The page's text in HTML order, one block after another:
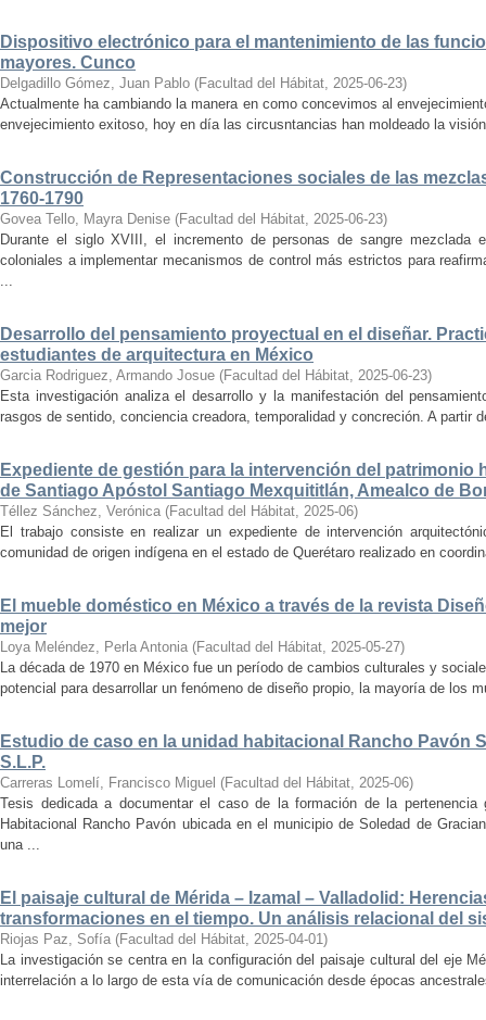
Dispositivo electrónico para el mantenimiento de las
mayores. Cunco
Delgadillo Gómez, Juan Pablo (Facultad del Hábitat, 2025-06-23)
Actualmente ha cambiando la manera en como concevimos al
envejecimiento exitoso, hoy en día las circusntancias han moldeado la
Construcción de Representaciones sociales de las
1760-1790
Govea Tello, Mayra Denise (Facultad del Hábitat, 2025-06-23)
Durante el siglo XVIII, el incremento de personas de sangre
coloniales a implementar mecanismos de control más estrictos para
...
Desarrollo del pensamiento proyectual en el diseñar.
estudiantes de arquitectura en México
Garcia Rodriguez, Armando Josue (Facultad del Hábitat, 2025-06-23)
Esta investigación analiza el desarrollo y la manifestación del
rasgos de sentido, conciencia creadora, temporalidad y concreción. A partir
Expediente de gestión para la intervención del patrimonio
de Santiago Apóstol Santiago Mexquititlán, Amealco de
Téllez Sánchez, Verónica (Facultad del Hábitat, 2025-06)
El trabajo consiste en realizar un expediente de intervención
comunidad de origen indígena en el estado de Querétaro realizado en
El mueble doméstico en México a través de la revista
mejor
Loya Meléndez, Perla Antonia (Facultad del Hábitat, 2025-05-27)
La década de 1970 en México fue un período de cambios culturales y
potencial para desarrollar un fenómeno de diseño propio, la mayoría de los
Estudio de caso en la unidad habitacional Rancho Pavón
S.L.P.
Carreras Lomelí, Francisco Miguel (Facultad del Hábitat, 2025-06)
Tesis dedicada a documentar el caso de la formación de la
Habitacional Rancho Pavón ubicada en el municipio de Soledad de
una ...
El paisaje cultural de Mérida – Izamal – Valladolid:
transformaciones en el tiempo. Un análisis relacional del
Riojas Paz, Sofía (Facultad del Hábitat, 2025-04-01)
La investigación se centra en la configuración del paisaje cultural del eje
interrelación a lo largo de esta vía de comunicación desde épocas